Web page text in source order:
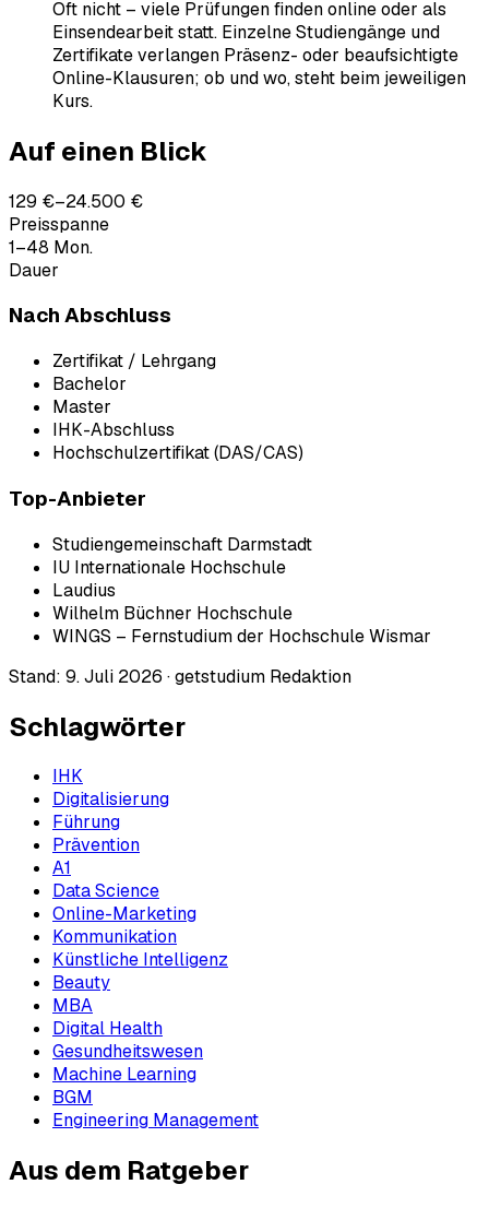
Oft nicht – viele Prüfungen finden online oder als
Einsendearbeit statt. Einzelne Studiengänge und
Zertifikate verlangen Präsenz- oder beaufsichtigte
Online-Klausuren; ob und wo, steht beim jeweiligen
Kurs.
Auf einen Blick
129 €–24.500 €
Preisspanne
1–48 Mon.
Dauer
Nach Abschluss
Zertifikat / Lehrgang
Bachelor
Master
IHK-Abschluss
Hochschulzertifikat (DAS/CAS)
Top-Anbieter
Studiengemeinschaft Darmstadt
IU Internationale Hochschule
Laudius
Wilhelm Büchner Hochschule
WINGS – Fernstudium der Hochschule Wismar
Stand: 9. Juli 2026 ·getstudium Redaktion
Schlagwörter
IHK
Digitalisierung
Führung
Prävention
A1
Data Science
Online-Marketing
Kommunikation
Künstliche Intelligenz
Beauty
MBA
Digital Health
Gesundheitswesen
Machine Learning
BGM
Engineering Management
Aus dem Ratgeber